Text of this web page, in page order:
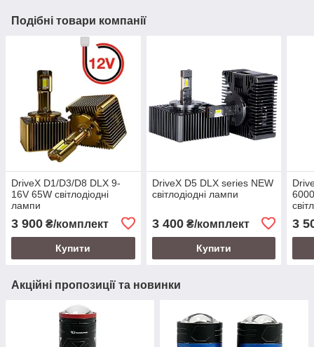
Подібні товари компанії
DriveX D1/D3/D8 DLX 9-
16V 65W світлодіодні
лампи
3 900 ₴/комплект
Купити
DriveX D5 DLX series NEW
світлодіодні лампи
3 400₴/комплект
Купити
3
Акційні пропозиції та новинки